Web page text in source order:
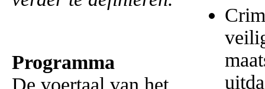
Programma